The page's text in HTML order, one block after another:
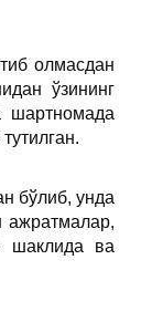
олмасдан
ўзининг
шартномада
бўлиб, унда
ажратмалар,
шаклида ва